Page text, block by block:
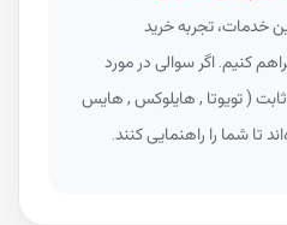
خدمات، تجربه خرید
اگر سوالی در مورد
( تویوتا , هایلوکس , هایس
شما را راهنمایی کنند.